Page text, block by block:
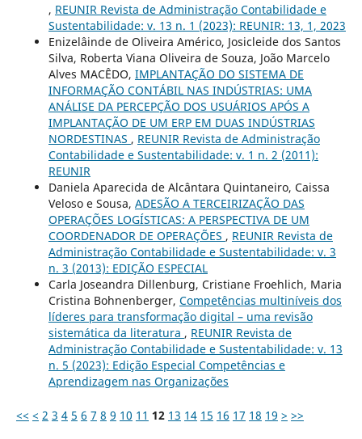
, REUNIR Revista de Administração Contabilidade e
Sustentabilidade: v. 13 n. 1 (2023): REUNIR: 13, 1, 2023
Enizelâinde de Oliveira Américo, Josicleide dos Santos
Silva, Roberta Viana Oliveira de Souza, João Marcelo
Alves MACÊDO, IMPLANTAÇÃO DO SISTEMA DE
INFORMAÇÃO CONTÁBIL NAS INDÚSTRIAS: UMA
ANÁLISE DA PERCEPÇÃO DOS USUÁRIOS APÓS A
IMPLANTAÇÃO DE UM ERP EM DUAS INDÚSTRIAS
NORDESTINAS , REUNIR Revista de Administração
Contabilidade e Sustentabilidade: v. 1 n. 2 (2011):
REUNIR
Daniela Aparecida de Alcântara Quintaneiro, Caissa
Veloso e Sousa, ADESÃO A TERCEIRIZAÇÃO DAS
OPERAÇÕES LOGÍSTICAS: A PERSPECTIVA DE UM
COORDENADOR DE OPERAÇÕES , REUNIR Revista de
Administração Contabilidade e Sustentabilidade: v. 3
n. 3 (2013): EDIÇÃO ESPECIAL
Carla Joseandra Dillenburg, Cristiane Froehlich, Maria
Cristina Bohnenberger, Competências multiníveis dos
líderes para transformação digital – uma revisão
sistemática da literatura , REUNIR Revista de
Administração Contabilidade e Sustentabilidade: v. 13
n. 5 (2023): Edição Especial Competências e
Aprendizagem nas Organizações
<< < 2 3 4 5 6 7 8 9 10 11 12 13 14 15 16 17 18 19 > >>